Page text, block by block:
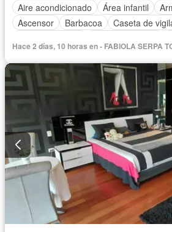
Aire acondicionado
Área infantil
Ascensor
Barbacoa
Caseta de
Gas natural
Gimnasio Internet
Vigilante
Sauna Seguridad
Hace 2 días, 10 horas en - FABIOLA SERPA